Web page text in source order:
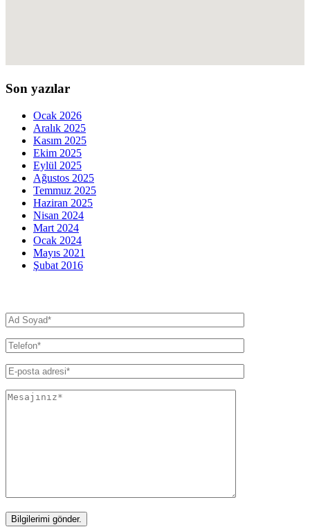
Son yazılar
Ocak 2026
Aralık 2025
Kasım 2025
Ekim 2025
Eylül 2025
Ağustos 2025
Temmuz 2025
Haziran 2025
Nisan 2024
Mart 2024
Ocak 2024
Mayıs 2021
Şubat 2016